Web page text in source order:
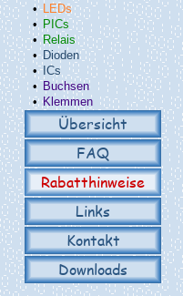
• LEDs
• PICs
• Relais
• Dioden
• ICs
• Buchsen
• Klemmen
Übersicht
FAQ
Rabatthinweise
Links
Kontakt
Downloads